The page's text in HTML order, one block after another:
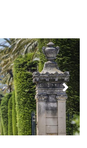
Next